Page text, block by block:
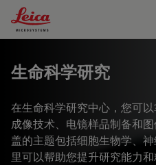
Leica Microsystems Logo
生命科学研究
在生命科学研究中心，您可
成像技术、电镜样品制备和
盖的主题包括细胞生物学、
里可以帮助您提升研究能力